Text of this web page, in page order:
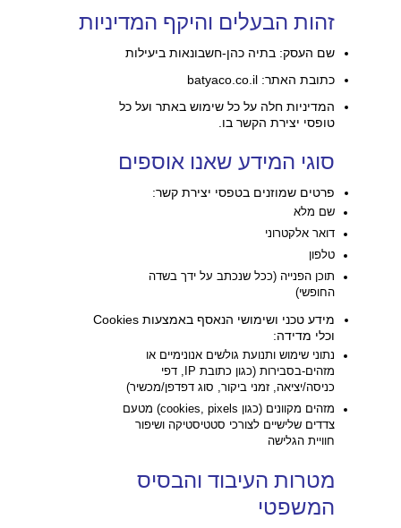
זהות הבעלים והיקף המדיניות
שם העסק: בתיה כהן-חשבונאות ביעילות
כתובת האתר: batyaco.co.il
המדיניות חלה על כל שימוש באתר ועל כל
טופסי יצירת הקשר בו.
סוגי המידע שאנו אוספים
פרטים שמוזנים בטפסי יצירת קשר:
שם מלא
דואר אלקטרוני
טלפון
תוכן הפנייה (ככל שנכתב על ידך בשדה
החופשי)
מידע טכני ושימושי הנאסף באמצעות Cookies
וכלי מדידה:
נתוני שימוש ותנועת גולשים אנונימיים או
מזהים-בסבירות (כגון כתובת IP, דפי
כניסה/יציאה, זמני ביקור, סוג דפדפן/מכשיר)
מזהים מקוונים (כגון cookies, pixels) מטעם
צדדים שלישיים לצורכי סטטיסטיקה ושיפור
חוויית הגלישה
מטרות העיבוד והבסיס
המשפטי